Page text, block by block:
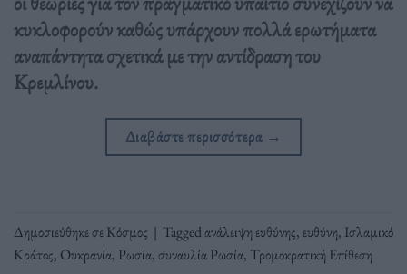
κυκλοφορούν καθώς υπάρχουν πολλά ερωτήματα
αναπάντητα σχετικά με την αντίδραση του
Κρεμλίνου.
Διαβάστε περισσότερα →
Δημοσιεύθηκε σεΚόσμος | Taggedανάλειψη ευθύνης, ευθύνη, Ισλαμικό
Κράτος, Ουκρανία, Ρωσία,συναυλία Ρωσία, Τρομοκρατική Επίθεση